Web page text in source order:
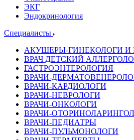
ЭКГ
Эндокринология
Специалисты
АКУШЕРЫ-ГИНЕКОЛОГИ И
ВРАЧ ДЕТСКИЙ
ГАСТРОЭНТЕРОЛОГИЯ
ВРАЧИ-
ВРАЧИ-КАРДИОЛОГИ
ВРАЧИ-НЕВРОЛОГИ
ВРАЧИ-ОНКОЛОГИ
ВРАЧИ-
ВРАЧИ-ПЕДИАТРЫ
ВРАЧИ-ПУЛЬМОНОЛОГИ